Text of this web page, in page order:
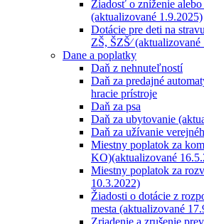
Žiadosť o zníženie
(aktualizované 1.9.2025)
Dotácie pre deti na
ZŠ, ŠZŠ⁄
Dane a poplatky
Daň z nehnuteľností
Daň za predajné
hracie prístroje
Daň za psa
Daň za ubytovanie
Daň za užívanie
Miestny poplatok za
KO)(aktualizované
Miestny poplatok za
10.3.2022)
Žiadosti o dotácie z
mesta (aktualizované
Zriadenie a zrušenie